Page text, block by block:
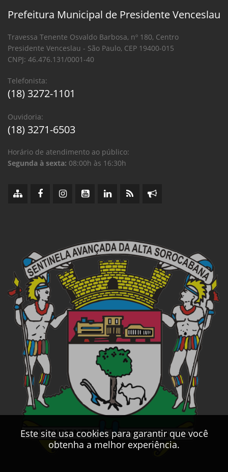
Este site usa cookies para garantir que você
obtenha a melhor experiência.
Prefeitura Municipal de Presidente Venceslau
Travessa Tenente Osvaldo Barbosa, nº 180, Centro
Presidente Venceslau - São Paulo, CEP 19400-015
CNPJ: 46.476.131/0001-40
Telefonista:
(18) 3272-1101
Ouvidoria:
(18) 3271-6503
Horário de atendimento ao público:
Segunda à sexta: 08:00h às 16:30h